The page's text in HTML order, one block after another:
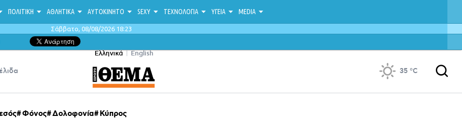
ΠΟΛΙΤΙΚΗ ΑΘΛΗΤΙΚΑ ΑΥΤΟΚΙΝΗΤΟ SEXY ΤΕΧΝΟΛΟΓΙΑ ΥΓΕΙΑ MEDIA
Σάββατο, 08/08/2026 18:23